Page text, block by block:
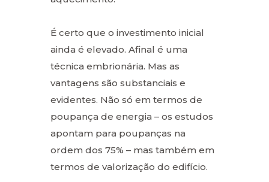
É certo que o investimento inicial
ainda é elevado. Afinal é uma
técnica embrionária. Mas as
vantagens são substanciais e
evidentes. Não só em termos de
poupança de energia – os estudos
apontam para poupanças na
ordem dos 75% – mas também em
termos de valorização do edifício.